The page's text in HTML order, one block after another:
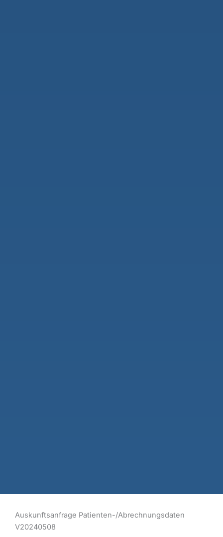
Auskunftsanfrage Patienten-/Abrechnungsdaten
V20240508